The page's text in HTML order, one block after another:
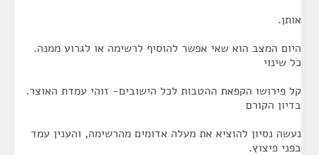
אותן.
היום המצב הוא שאי אפשר להוסיף לרשימה או לגרוע ממנה.
כל שינוי
קל פירושו הקפאת ההטבות לכל הישובים- זוהי עמדת האוצר.
בדיון הקורם
נעשה נסיון להוציא את מעלה אדומים מהרשימה, והענין עמד
בפני פיצוץ.